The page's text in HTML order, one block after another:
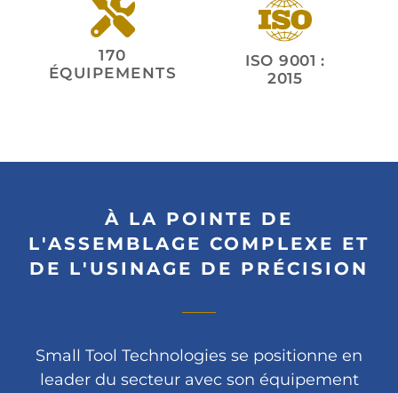
170
ÉQUIPEMENTS
ISO 9001 :
2015
À LA POINTE DE
L'ASSEMBLAGE COMPLEXE ET
DE L'USINAGE DE PRÉCISION
Small Tool Technologies se positionne en
leader du secteur avec son équipement